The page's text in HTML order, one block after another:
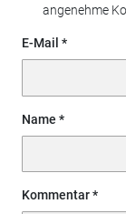
angenehme
E-Mail
Name
Kommentar